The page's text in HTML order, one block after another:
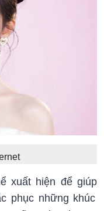
xuất hiện để giúp
phục những khúc